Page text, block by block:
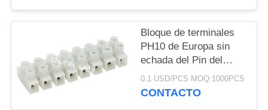
Bloque de terminales
PH10 de Europa sin
echada del Pin del
protector del alambre
(2P-12P): 10.0m m
0.1 USD/PCS MOQ:1000PCS
CONTACTO